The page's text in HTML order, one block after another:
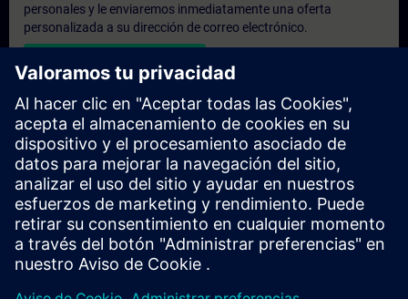
personales y le enviaremos inmediatamente una oferta
personalizada a su dirección de correo electrónico.
Enviar una oferta personal
Solicitar presupuesto exclusivo
¿Necesita una formación más especializada y busca un
presupuesto para una formación exclusiva, ya sea presencial,
virtual o en un centro de formación SITRAIN? Tras facilitarnos
sus datos personales y sus necesidades formativas, le
enviaremos un presupuesto personalizado.
Solicitar presupuesto exclusivo